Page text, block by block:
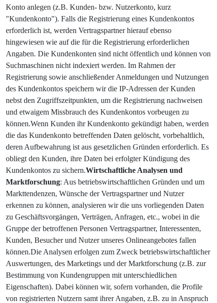
Konto anlegen (z.B. Kunden- bzw. Nutzerkonto, kurz
"Kundenkonto"). Falls die Registrierung eines Kundenkontos
erforderlich ist, werden Vertragspartner hierauf ebenso
hingewiesen wie auf die für die Registrierung erforderlichen
Angaben. Die Kundenkonten sind nicht öffentlich und können von
Suchmaschinen nicht indexiert werden. Im Rahmen der
Registrierung sowie anschließender Anmeldungen und Nutzungen
des Kundenkontos speichern wir die IP-Adressen der Kunden
nebst den Zugriffszeitpunkten, um die Registrierung nachweisen
und etwaigem Missbrauch des Kundenkontos vorbeugen zu
können.Wenn Kunden ihr Kundenkonto gekündigt haben, werden
die das Kundenkonto betreffenden Daten gelöscht, vorbehaltlich,
deren Aufbewahrung ist aus gesetzlichen Gründen erforderlich. Es
obliegt den Kunden, ihre Daten bei erfolgter Kündigung des
Kundenkontos zu sichern.Wirtschaftliche Analysen und
Marktforschung: Aus betriebswirtschaftlichen Gründen und um
Markttendenzen, Wünsche der Vertragspartner und Nutzer
erkennen zu können, analysieren wir die uns vorliegenden Daten
zu Geschäftsvorgängen, Verträgen, Anfragen, etc., wobei in die
Gruppe der betroffenen Personen Vertragspartner, Interessenten,
Kunden, Besucher und Nutzer unseres Onlineangebotes fallen
können.Die Analysen erfolgen zum Zweck betriebswirtschaftlicher
Auswertungen, des Marketings und der Marktforschung (z.B. zur
Bestimmung von Kundengruppen mit unterschiedlichen
Eigenschaften). Dabei können wir, sofern vorhanden, die Profile
von registrierten Nutzern samt ihrer Angaben, z.B. zu in Anspruch